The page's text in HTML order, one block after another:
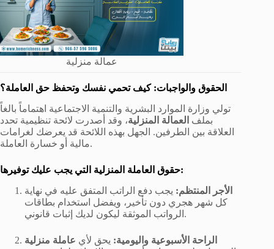
عمالة منزلية
تولي وزارة الموارد البشرية والتنمية الاجتماعية اهتماماً بالغاً
بملف العمالة المنزلية، وقد أصدرت لائحة تنظيمية تحدد
العلاقة بين الطرفين. الجهل بهذه اللائحة قد يعرضك لغرامات
مالية أو خسارة العاملة.
حقوق العاملة المنزلية التي يجب عليك توفيرها:
الأجر المنتظم: يجب دفع الراتب المتفق عليه في نهاية
كل شهر هجري دون تأخير، ويفضل استخدام بطاقات
الرواتب الموثقة ليكون لديك إثبات قانوني.
الراحة الأسبوعية واليومية: يحق لأي عاملة منزلية